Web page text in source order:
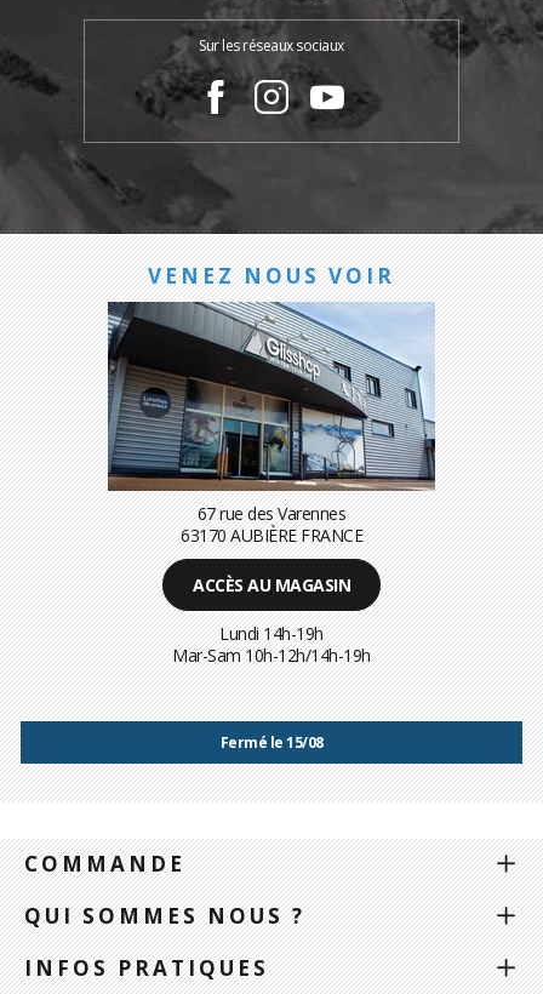
Sur les réseaux sociaux
VENEZ NOUS VOIR
67 rue des Varennes
63170 AUBIÈRE FRANCE
ACCÈS AU MAGASIN
Lundi 14h-19h
Mar-Sam 10h-12h/14h-19h
Fermé le 15/08
COMMANDE
QUI SOMMES NOUS ?
INFOS PRATIQUES